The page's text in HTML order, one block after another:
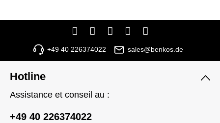
+49 40 226374022 sales@benkos.de
Hotline
Assistance et conseil au :
+49 40 226374022